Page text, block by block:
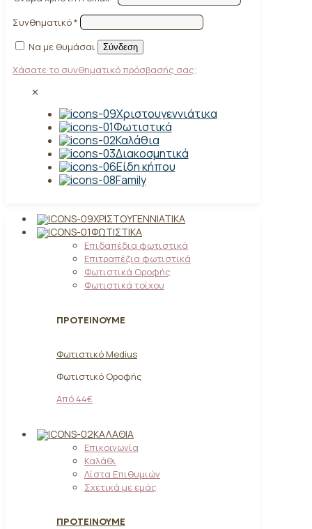
Συνθηματικό*
Να με θυμάσαι
Σύνδεση
Χάσατε το συνθηματικό πρόσβασής σας;
✕
Χριστουγεννιάτικα
Φωτιστικά
Καλάθια
Διακοσμητικά
Είδη κήπου
Family
ΧΡΙΣΤΟΥΓΕΝΝΙΆΤΙΚΑ
ΦΩΤΙΣΤΙΚΆ
Επιδαπέδια φωτιστικά
Επιτραπέζια φωτιστικά
Φωτιστικά Οροφής
Φωτιστικά τοίχου
ΠΡΟΤΕΙΝΟΥΜΕ
Φωτιστικό Medius
Φωτιστικό Οροφής
Από 44€
ΚΑΛΆΘΙΑ
Επικοινωνία
Καλάθι
Λίστα Επιθυμιών
Σχετικά με εμάς
ΠΡΟΤΕΙΝΟΥΜΕ